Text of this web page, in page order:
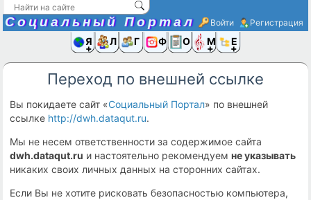
Социальный Портал Войти Регистрация
Я иЛюди
Группы
Фото Ещё
Переход по внешней ссылке
Вы покидаете сайт «Социальный Портал» по внешней
ссылке http://dwh.dataqut.ru.
Мы не несем ответственности за содержимое сайта
dwh.dataqut.ru и настоятельно рекомендуемне указывать
никаких своих личных данных на сторонних сайтах.
Если Вы не хотите рисковать безопасностью компьютера,